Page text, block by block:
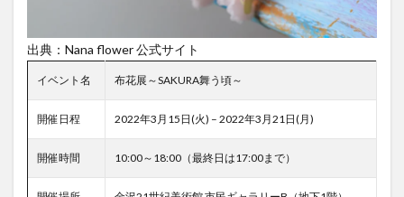
出典：Nana flower 公式サイト
イベント名 布花展～SAKURA舞う頃～
開催日程 2022年3月15日(火) – 2022年3月21日(月)
開催時間 10:00～18:00（最終日は17:00まで）